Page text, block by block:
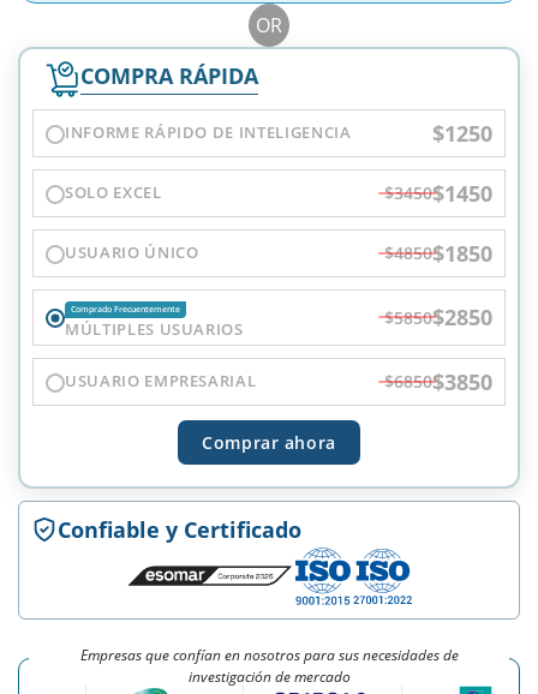
OR
COMPRA RÁPIDA
INFORME RÁPIDO DE INTELIGENCIA $1250
SOLO EXCEL $3450$1450
USUARIO ÚNICO $4850$1850
Comprado Frecuentemente
MÚLTIPLES USUARIOS $5850$2850
USUARIO EMPRESARIAL $6850$3850
Comprar ahora
Confiable y Certificado
Empresas que confían en nosotros para sus necesidades de
investigación de mercado